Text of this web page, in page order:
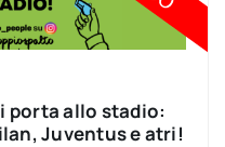
porta allo stadio:
Juventus e atri!